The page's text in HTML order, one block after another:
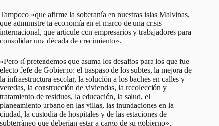
Tampoco «que afirme la soberanía en nuestras islas Malvinas,
que administre la economía en el marco de una crisis
internacional, que articule con empresarios y trabajadores para
consolidar una década de crecimiento».
«Pero sí pretendemos que asuma los desafíos para los que fue
electo Jefe de Gobierno: el traspaso de los subtes, la mejora de
la infraestructura escolar, la solución a los baches en calles y
veredas, la construcción de viviendas, la recolección y
tratamiento de residuos, la educación, la salud, el
planeamiento urbano en las villas, las inundaciones en la
ciudad, la custodia de hospitales y de las estaciones de
subterráneo que deberían estar a cargo de su gobierno»,